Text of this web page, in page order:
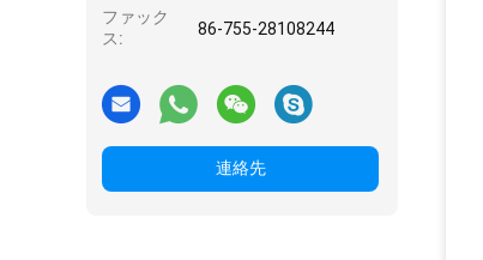
ファック
ス:
86-755-28108244
連絡先